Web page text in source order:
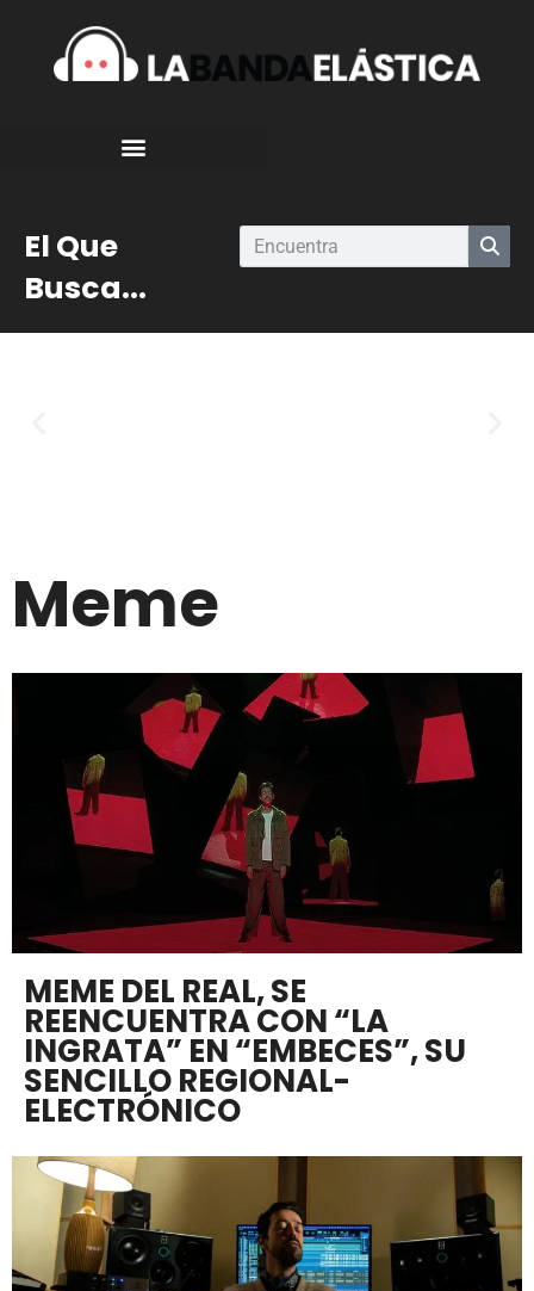
El Que
Busca...
Meme
MEME DEL REAL, SE
REENCUENTRA CON “LA
INGRATA” EN “EMBECES”, SU
SENCILLO REGIONAL-
ELECTRÓNICO